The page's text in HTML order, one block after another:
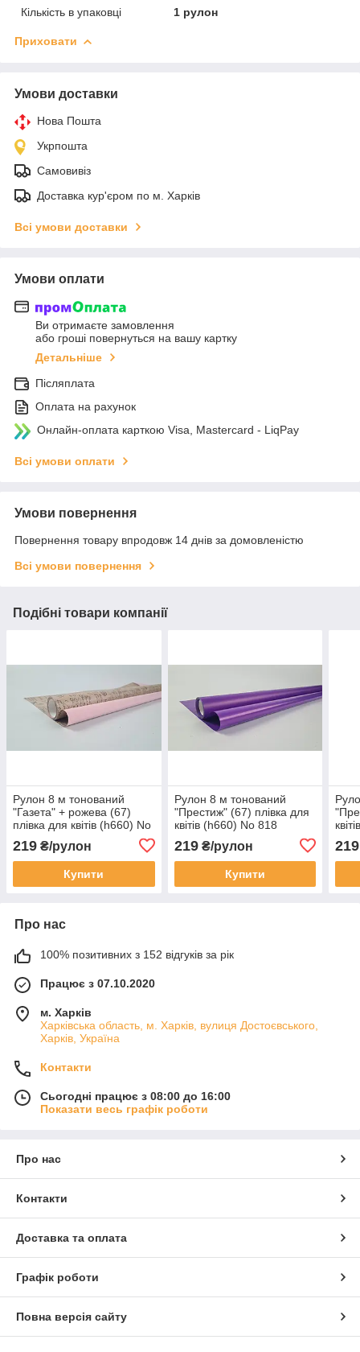
Кількість в упаковці
1 рулон
Приховати
Умови доставки
Нова Пошта
Укрпошта
Самовивіз
Доставка кур'єром по м. Харків
Всі умови доставки
Умови оплати
Ви отримаєте замовлення
або гроші повернуться на вашу картку
Детальніше
Післяплата
Оплата на рахунок
Онлайн-оплата карткою Visa, Mastercard - LiqPay
Всі умови оплати
Умови повернення
Повернення товару впродовж 14 днів за домовленістю
Всі умови повернення
Подібні товари компанії
Рулон 8 м тонований
"Газета" + рожева (67)
плівка для квітів (h660) No
219 ₴/рулон
Купити
Рулон 8 м тонований
"Престиж" (67) плівка для
квітів (h660) No 818
219₴/рулон
Купити
219
Про нас
100% позитивних з 152 відгуків за рік
Працює з 07.10.2020
м. Харків
Харківська область, м. Харків, вулиця Достоєвського,
Харків, Україна
Контакти
Сьогодні працює з 08:00 до 16:00
Показати весь графік роботи
Про нас
Контакти
Доставка та оплата
Графік роботи
Повна версія сайту